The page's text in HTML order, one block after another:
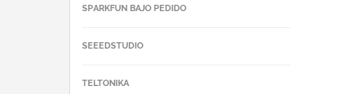
SPARKFUN BAJO PEDIDO
SEEEDSTUDIO
TELTONIKA